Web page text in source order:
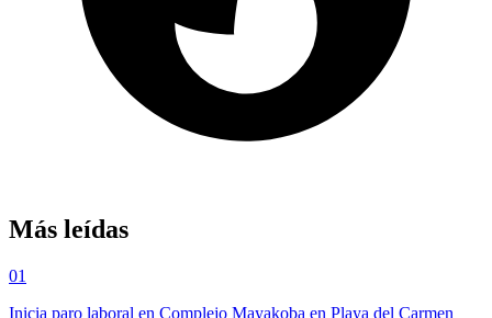
Más leídas
01
Inicia paro laboral en Complejo Mayakoba en Playa del Carmen